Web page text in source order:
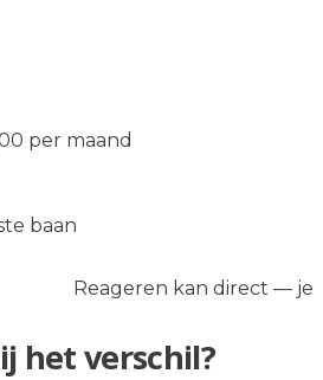
per maand
baan
Reageren kan direct — je
het verschil?